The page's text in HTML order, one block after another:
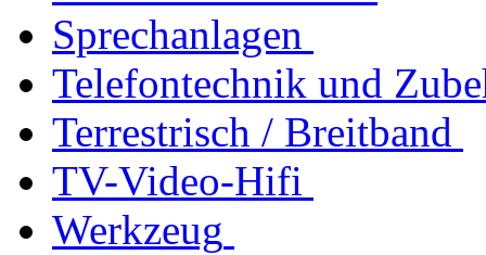
Sprechanlagen
Telefontechnik und
Terrestrisch / Breitband
TV-Video-Hifi
Werkzeug